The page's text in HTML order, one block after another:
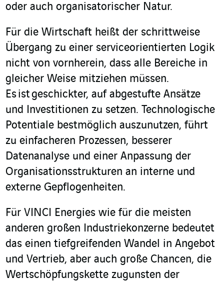
oder auch organisatorischer Natur.
Für die Wirtschaft heißt der schrittweise
Übergang zu einer serviceorientierten Logik
nicht von vornherein, dass alle Bereiche in
gleicher Weise mitziehen müssen.
Es ist geschickter, auf abgestufte Ansätze
und Investitionen zu setzen. Technologische
Potentiale bestmöglich auszunutzen, führt
zu einfacheren Prozessen, besserer
Datenanalyse und einer Anpassung der
Organisationsstrukturen an interne und
externe Gepflogenheiten.
Für VINCI Energies wie für die meisten
anderen großen Industriekonzerne bedeutet
das einen tiefgreifenden Wandel in Angebot
und Vertrieb, aber auch große Chancen, die
Wertschöpfungskette zugunsten der